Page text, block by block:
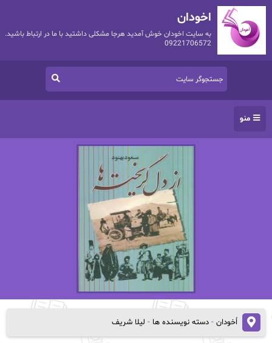
اخودان
به سایت اخودان خوش آمدید هرجا مشکلی داشتید با ما در ارتباط باشید.
09221706572
منو
اُخودان- دسته نویسنده ها - لیلا شریف